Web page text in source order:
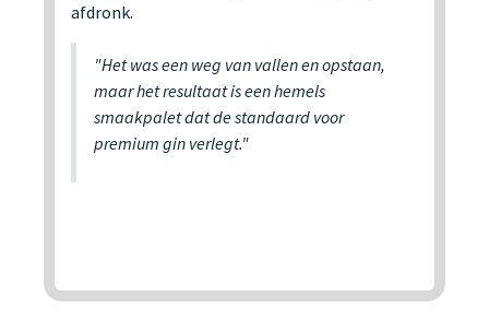
afdronk.
"Het was een weg van vallen en opstaan,
maar het resultaat is een hemels
smaakpalet dat de standaard voor
premium gin verlegt."